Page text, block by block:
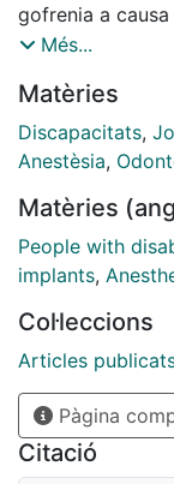
gofrenia a
tratamiento se
conservadora,
restos
dento-implanto-
Més...
Matèries
Discapacitats,
Anestèsia,
Matèries
People with
implants,
Col·leccions
Articles
Pàgina
Citació